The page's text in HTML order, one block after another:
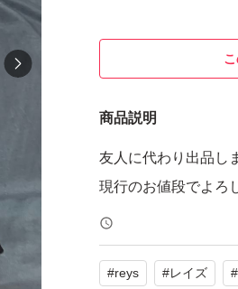
商品説明
友人に代わり出品し
現行のお値段でよろ
#reys #レイズ #